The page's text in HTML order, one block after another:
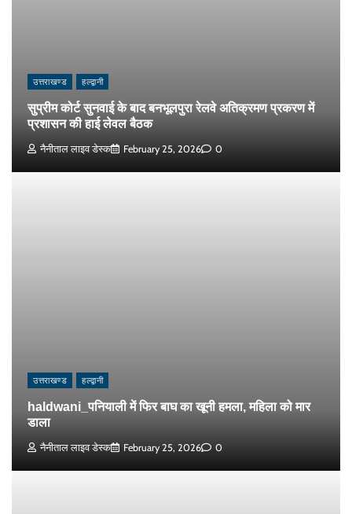
उत्तराखण्ड हल्द्वानी
सुप्रीम कोर्ट सुनवाई के बाद बनभूलपुरा रेलवे अतिक्रमण प्रकरण में
प्रशासन की हाई लेवल बैठक
नैनीताल लाइव डेस्क February 25, 2026 0
उत्तराखण्ड हल्द्वानी
haldwani_पनियाली में फिर बाघ का खूनी हमला, महिला को मार
डाला
नैनीताल लाइव डेस्क February 25, 2026 0